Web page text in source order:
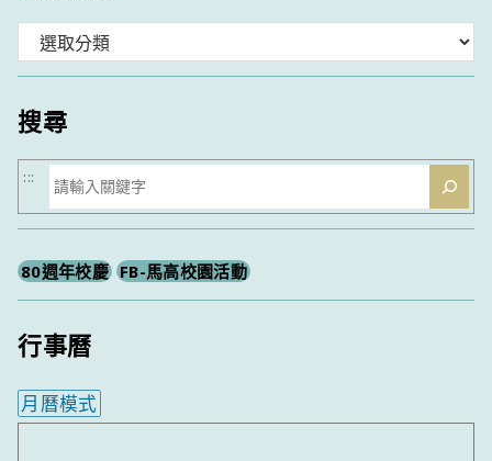
類
搜尋
搜
尋
:::
80週年校慶 FB-馬高校園活動
行事曆
月曆模式